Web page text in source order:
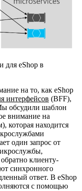
для eShop в
на то, как eShop
интерфейсов (BFF),
обсудили шаблон
внимание на
которая находится
один запрос от
обратно клиенту-
синхронного
ответ. В eShop
с помощью